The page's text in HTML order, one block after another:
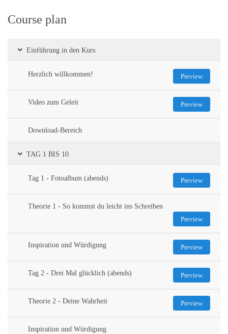
Course plan
Einführung in den Kurs
Herzlich willkommen! Preview
Video zum Geleit Preview
Download-Bereich
TAG 1 BIS 10
Tag 1 - Fotoalbum (abends) Preview
Theorie 1 - So kommst du leicht ins Schreiben
Preview
Inspiration und Würdigung Preview
Tag 2 - Drei Mal glücklich (abends) Preview
Theorie 2 - Deine Wahrheit Preview
Inspiration und Würdigung